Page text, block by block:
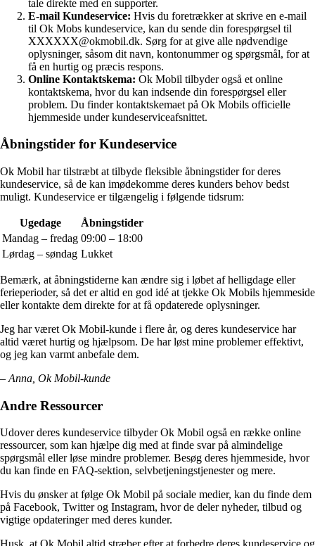
tale direkte med en supporter.
E-mail Kundeservice: Hvis du foretrækker at skrive en e-mail
til Ok Mobs kundeservice, kan du sende din forespørgsel til
XXXXXX@okmobil.dk. Sørg for at give alle nødvendige
oplysninger, såsom dit navn, kontonummer og spørgsmål, for at
få en hurtig og præcis respons.
Online Kontaktskema: Ok Mobil tilbyder også et online
kontaktskema, hvor du kan indsende din forespørgsel eller
problem. Du finder kontaktskemaet på Ok Mobils officielle
hjemmeside under kundeserviceafsnittet.
Åbningstider for Kundeservice
Ok Mobil har tilstræbt at tilbyde fleksible åbningstider for deres
kundeservice, så de kan imødekomme deres kunders behov bedst
muligt. Kundeservice er tilgængelig i følgende tidsrum:
Ugedage
Åbningstider
Mandag – fredag 09:00 – 18:00
Lørdag – søndag Lukket
Bemærk, at åbningstiderne kan ændre sig i løbet af helligdage eller
ferieperioder, så det er altid en god idé at tjekke Ok Mobils hjemmeside
eller kontakte dem direkte for at få opdaterede oplysninger.
Jeg har været Ok Mobil-kunde i flere år, og deres kundeservice har
altid været hurtig og hjælpsom. De har løst mine problemer effektivt,
og jeg kan varmt anbefale dem.
– Anna, Ok Mobil-kunde
Andre Ressourcer
Udover deres kundeservice tilbyder Ok Mobil også en række online
ressourcer, som kan hjælpe dig med at finde svar på almindelige
spørgsmål eller løse mindre problemer. Besøg deres hjemmeside, hvor
du kan finde en FAQ-sektion, selvbetjeningstjenester og mere.
Hvis du ønsker at følge Ok Mobil på sociale medier, kan du finde dem
på Facebook, Twitter og Instagram, hvor de deler nyheder, tilbud og
vigtige opdateringer med deres kunder.